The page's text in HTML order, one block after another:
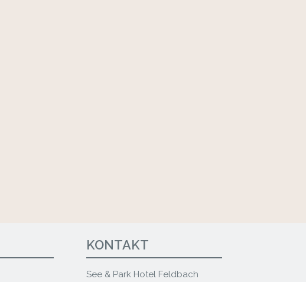
KONTAKT
See & Park Hotel Feldbach